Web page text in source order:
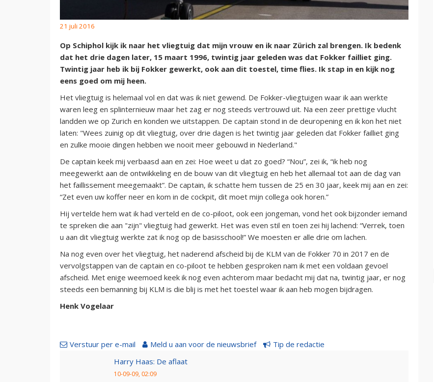
21 juli 2016
Op Schiphol kijk ik naar het vliegtuig dat mijn vrouw en ik naar Zürich zal brengen. Ik bedenk
dat het drie dagen later, 15 maart 1996, twintig jaar geleden was dat Fokker failliet ging.
Twintig jaar heb ik bij Fokker gewerkt, ook aan dit toestel, time flies. Ik stap in en kijk nog
eens goed om mij heen.
Het vliegtuig is helemaal vol en dat was ik niet gewend. De Fokker-vliegtuigen waar ik aan werkte
waren leeg en splinternieuw maar het zag er nog steeds vertrouwd uit. Na een zeer prettige vlucht
landden we op Zurich en konden we uitstappen. De captain stond in de deuropening en ik kon het niet
laten: "Wees zuinig op dit vliegtuig, over drie dagen is het twintig jaar geleden dat Fokker failliet ging
en zulke mooie dingen hebben we nooit meer gebouwd in Nederland."
De captain keek mij verbaasd aan en zei: Hoe weet u dat zo goed? “Nou”, zei ik, “ik heb nog
meegewerkt aan de ontwikkeling en de bouw van dit vliegtuig en heb het allemaal tot aan de dag van
het faillissement meegemaakt”. De captain, ik schatte hem tussen de 25 en 30 jaar, keek mij aan en zei:
“Zet even uw koffer neer en kom in de cockpit, dit moet mijn collega ook horen.”
Hij vertelde hem wat ik had verteld en de co-piloot, ook een jongeman, vond het ook bijzonder iemand
te spreken die aan "zijn" vliegtuig had gewerkt. Het was even stil en toen zei hij lachend: “Verrek, toen
u aan dit vliegtuig werkte zat ik nog op de basisschool!” We moesten er alle drie om lachen.
Na nog even over het vliegtuig, het naderend afscheid bij de KLM van de Fokker 70 in 2017 en de
vervolgstappen van de captain en co-piloot te hebben gesproken nam ik met een voldaan gevoel
afscheid. Met enige weemoed keek ik nog even achterom maar bedacht mij dat na, twintig jaar, er nog
steeds een bemanning bij KLM is die blij is met het toestel waar ik aan heb mogen bijdragen.
Henk Vogelaar
Verstuur per e-mail Meld u aan voor de nieuwsbrief
Tip de redactie
Harry Haas: De aflaat
10-09-09, 02:09